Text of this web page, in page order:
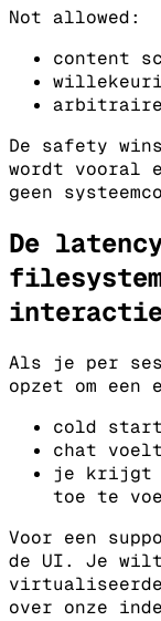
Not allowed:
content
De safety
wordt vooral
geen
De
Als je per
opzet om
cold
chat
je krijgt
toe te
Voor een
de UI. Je
over onze